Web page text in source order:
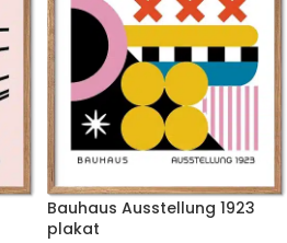
Bauhaus Ausstellung 1923
plakat